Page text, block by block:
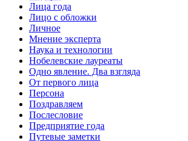
Лица года
Лицо с обложки
Личное
Мнение эксперта
Наука и технологии
Нобелевские лауреаты
Одно явление. Два взгляда
От первого лица
Персона
Поздравляем
Послесловие
Предприятие года
Путевые заметки